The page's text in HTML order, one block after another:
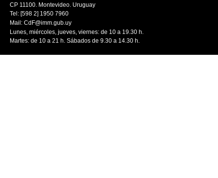
CP 11100. Montevideo. Uruguay
Tel: [598 2] 1950 7960
Mail: CdF@imm.gub.uy
Lunes, miércoles, jueves, viernes: de 10 a 19.30 h.
Martes: de 10 a 21 h. Sábados de 9.30 a 14.30 h.